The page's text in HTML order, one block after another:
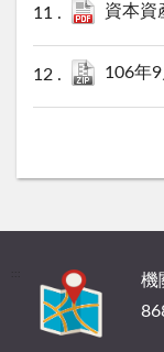
資本資
106年
機